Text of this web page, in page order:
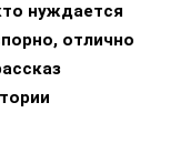
нуждается
отлично